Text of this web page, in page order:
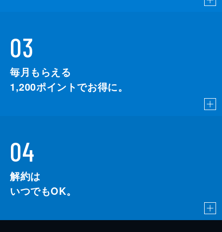
03
毎月もらえる
1,200ポイントでお得に。
04
解約は
いつでもOK。